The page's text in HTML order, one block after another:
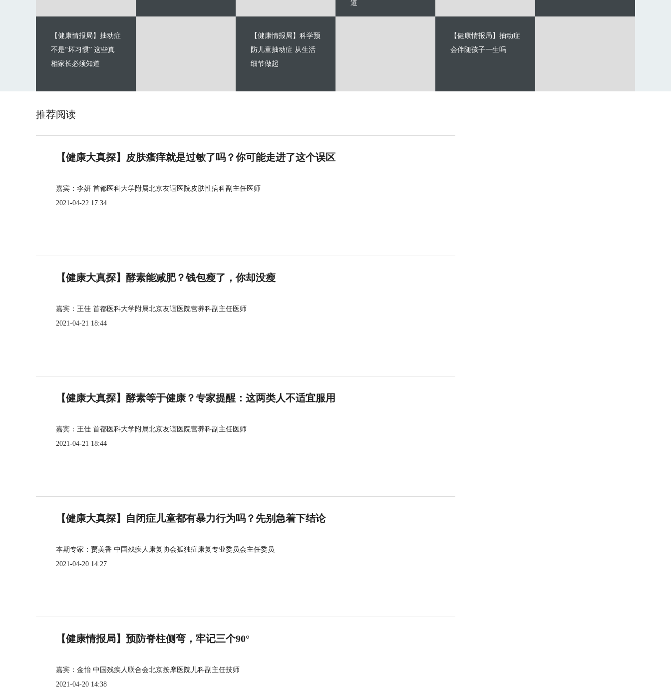
【健康情报局】抽动症
不是“坏习惯” 这些真
相家长必须知道
道
【健康情报局】科学预
防儿童抽动症 从生活
细节做起
【健康情报局】抽动症
会伴随孩子一生吗
推荐阅读
【健康大真探】皮肤瘙痒就是过敏了吗？你可能走进了这个误区
嘉宾：李妍 首都医科大学附属北京友谊医院皮肤性病科副主任医师
2021-04-22 17:34
【健康大真探】酵素能减肥？钱包瘦了，你却没瘦
嘉宾：王佳 首都医科大学附属北京友谊医院营养科副主任医师
2021-04-21 18:44
【健康大真探】酵素等于健康？专家提醒：这两类人不适宜服用
嘉宾：王佳 首都医科大学附属北京友谊医院营养科副主任医师
2021-04-21 18:44
【健康大真探】自闭症儿童都有暴力行为吗？先别急着下结论
本期专家：贾美香 中国残疾人康复协会孤独症康复专业委员会主任委员
2021-04-20 14:27
【健康情报局】预防脊柱侧弯，牢记三个90°
嘉宾：金怡 中国残疾人联合会北京按摩医院儿科副主任技师
2021-04-20 14:38